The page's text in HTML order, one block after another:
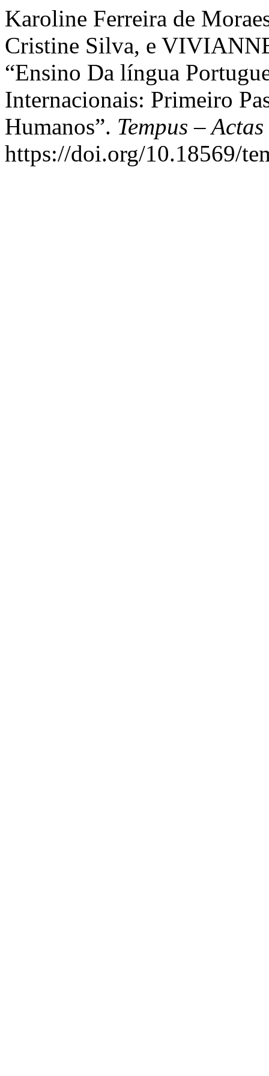
Karoline Ferreira de
Cristine Silva, e
“Ensino Da língua
Internacionais: Primeiro
Humanos”. Tempus –
https://doi.org/10.18569/